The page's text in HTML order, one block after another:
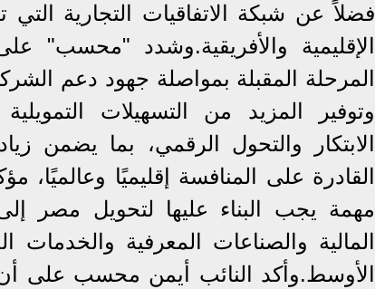
فضلاً عن شبكة الاتفاقيات التجارية التي
الإقليمية والأفريقية.وشدد "محسب"
المرحلة المقبلة بمواصلة جهود دعم
وتوفير المزيد من التسهيلات التمويلية
الابتكار والتحول الرقمي، بما يضمن
القادرة على المنافسة إقليميًا وعالميًا،
مهمة يجب البناء عليها لتحويل مصر إلى
المالية والصناعات المعرفية والخدمات
الأوسط.وأكد النائب أيمن محسب